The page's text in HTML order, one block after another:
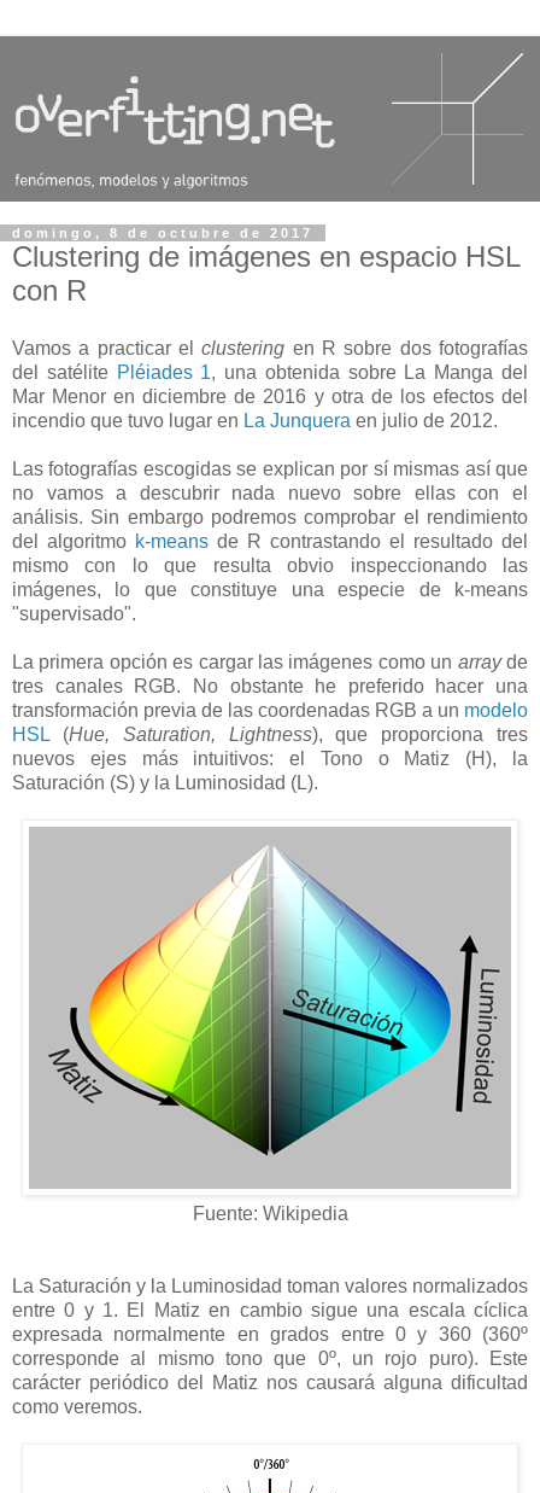
domingo, 8 de octubre de 2017
Clustering de imágenes en espacio HSL
con R
Vamos a practicar elclustering en R sobre dos fotografías
del satélite Pléiades 1, una obtenida sobre La Manga del
Mar Menor en diciembre de 2016 y otra de los efectos del
incendio que tuvo lugar en La Junquera en julio de 2012.
Las fotografías escogidas se explican por sí mismas así que
no vamos a descubrir nada nuevo sobre ellas con el
análisis. Sin embargo podremos comprobar el rendimiento
del algoritmo k-means de R contrastando el resultado del
mismo con lo que resulta obvio inspeccionando las
imágenes, lo que constituye una especie de k-means
"supervisado".
La primera opción es cargar las imágenes como un arrayde
tres canales RGB. No obstante he preferido hacer una
transformación previa de las coordenadas RGB a un modelo
HSL (Hue, Saturation, Lightness), que proporciona tres
nuevos ejes más intuitivos: el Tono o Matiz (H), la
Saturación (S) y la Luminosidad (L).
Fuente: Wikipedia
La Saturación y la Luminosidad toman valores normalizados
entre 0 y 1. El Matiz en cambio sigue una escala cíclica
expresada normalmente en grados entre 0 y 360 (360º
corresponde al mismo tono que 0º, un rojo puro). Este
carácter periódico del Matiz nos causará alguna dificultad
como veremos.